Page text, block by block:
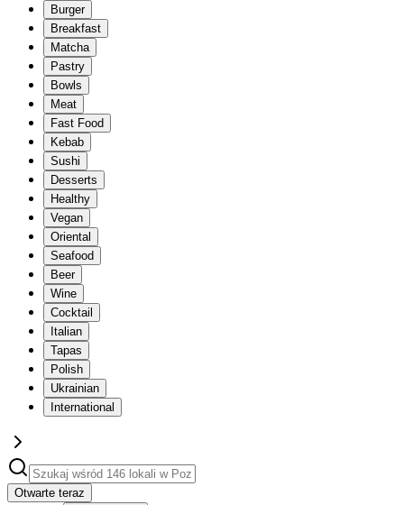
Burger
Breakfast
Matcha
Pastry
Bowls
Meat
Fast Food
Kebab
Sushi
Desserts
Healthy
Vegan
Oriental
Seafood
Beer
Wine
Cocktail
Italian
Tapas
Polish
Ukrainian
International
Otwarte teraz